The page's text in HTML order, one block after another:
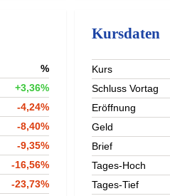
%
+3,36%
-4,24%
-8,40%
-9,35%
-16,56%
-23,73%
Kursdaten
Kurs
Schluss Vortag
Eröffnung
Geld
Brief
Tages-Hoch
Tages-Tief